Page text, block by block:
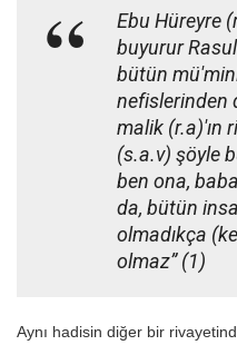
Ebu Hüreyre
buyurur
bütün
nefislerinden
malik (r.a)'ın
(s.a.v) şöyle
ben ona,
da, bütün
olmadıkça
olmaz” (1)
Aynı hadisin diğer bir